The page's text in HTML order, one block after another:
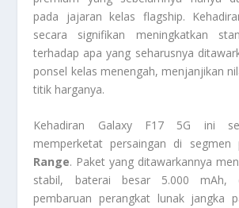
pada jajaran kelas flagship.
secara signifikan meningkatkan
terhadap apa yang seharusnya
ponsel kelas menengah, menjanjikan
titik harganya.
Kehadiran Galaxy F17 5G ini
memperketat persaingan di segmen
Range. Paket yang ditawarkannya
stabil, baterai besar 5.000 mAh,
pembaruan perangkat lunak jangka